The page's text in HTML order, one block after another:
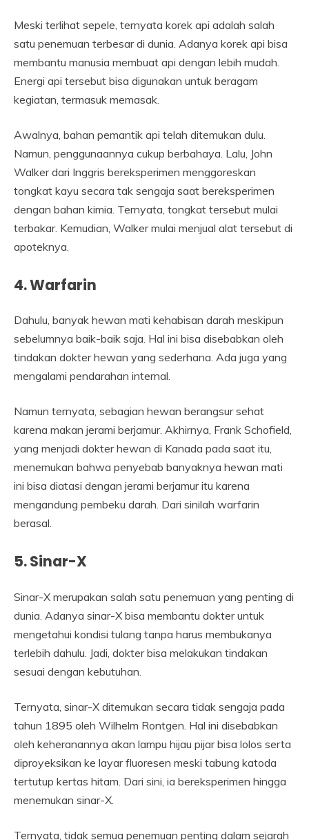
Meski terlihat sepele, ternyata korek api adalah salah
satu penemuan terbesar di dunia. Adanya korek api bisa
membantu manusia membuat api dengan lebih mudah.
Energi api tersebut bisa digunakan untuk beragam
kegiatan, termasuk memasak.
Awalnya, bahan pemantik api telah ditemukan dulu.
Namun, penggunaannya cukup berbahaya. Lalu, John
Walker dari Inggris bereksperimen menggoreskan
tongkat kayu secara tak sengaja saat bereksperimen
dengan bahan kimia. Ternyata, tongkat tersebut mulai
terbakar. Kemudian, Walker mulai menjual alat tersebut di
apoteknya.
4. Warfarin
Dahulu, banyak hewan mati kehabisan darah meskipun
sebelumnya baik-baik saja. Hal ini bisa disebabkan oleh
tindakan dokter hewan yang sederhana. Ada juga yang
mengalami pendarahan internal.
Namun ternyata, sebagian hewan berangsur sehat
karena makan jerami berjamur. Akhirnya, Frank Schofield,
yang menjadi dokter hewan di Kanada pada saat itu,
menemukan bahwa penyebab banyaknya hewan mati
ini bisa diatasi dengan jerami berjamur itu karena
mengandung pembeku darah. Dari sinilah warfarin
berasal.
5. Sinar-X
Sinar-X merupakan salah satu penemuan yang penting di
dunia. Adanya sinar-X bisa membantu dokter untuk
mengetahui kondisi tulang tanpa harus membukanya
terlebih dahulu. Jadi, dokter bisa melakukan tindakan
sesuai dengan kebutuhan.
Ternyata, sinar-X ditemukan secara tidak sengaja pada
tahun 1895 oleh Wilhelm Rontgen. Hal ini disebabkan
oleh keheranannya akan lampu hijau pijar bisa lolos serta
diproyeksikan ke layar fluoresen meski tabung katoda
tertutup kertas hitam. Dari sini, ia bereksperimen hingga
menemukan sinar-X.
Ternyata, tidak semua penemuan penting dalam sejarah